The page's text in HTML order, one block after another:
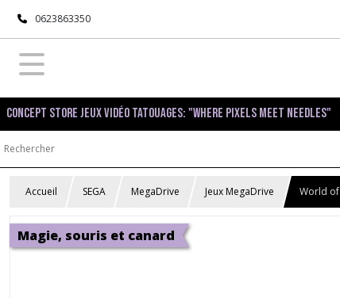
0623863350
Concept Store Jeux Vidéo Tatouages: "Where pixels meet needles"
Accueil SEGA MegaDrive Jeux MegaDrive World
Magie, souris et canard